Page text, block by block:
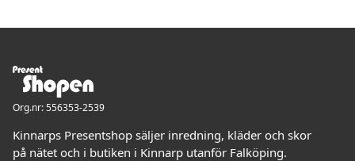
Org.nr: 556353-2539
Kinnarps Presentshop säljer inredning, kläder och skor
på nätet och i butiken i Kinnarp utanför Falköping.